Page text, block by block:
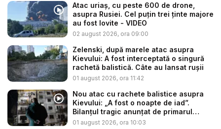
Atac uriaș, cu peste 600 de drone,
asupra Rusiei. Cel puțin trei ținte majore
au fost lovite - VIDEO
02 august 2026, ora 09:00
Zelenski, după marele atac asupra
Kievului: A fost interceptată o singură
rachetă balistică. Câte au lansat rușii
01 august 2026, ora 11:42
Nou atac cu rachete balistice asupra
Kievului: „A fost o noapte de iad”.
Bilanțul tragic anunțat de primarul
Klits...
01 august 2026, ora 10:03